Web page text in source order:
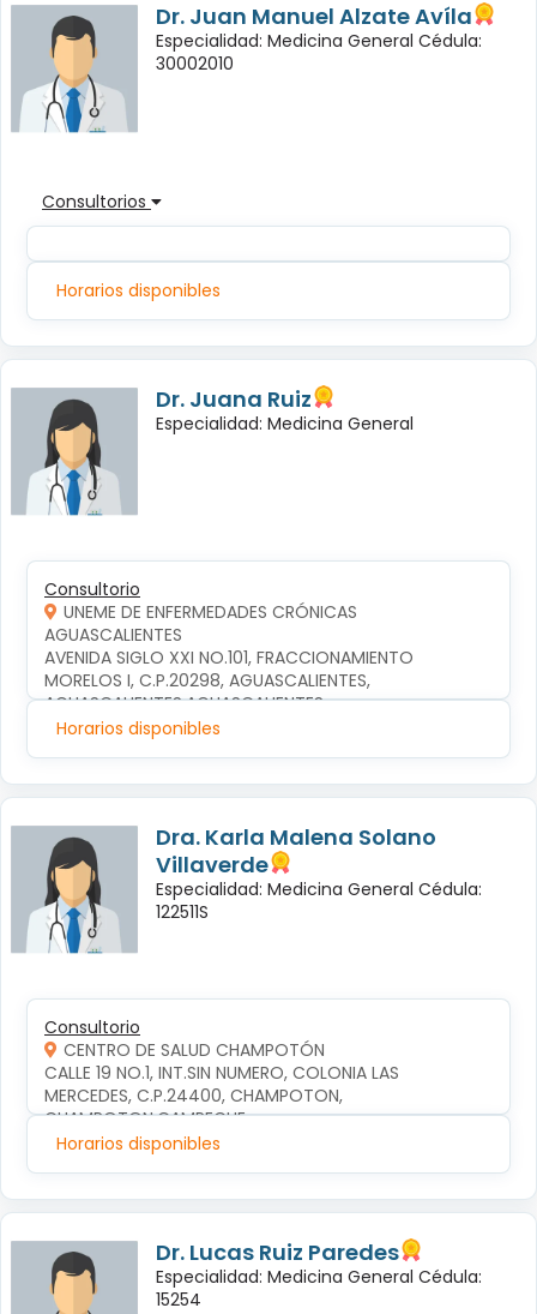
Dr. Juan Manuel Alzate Avíla
Especialidad: Medicina General Cédula:
30002010
Consultorios
Horarios disponibles
Dr. Juana Ruiz
Especialidad: Medicina General
Consultorio
UNEME DE ENFERMEDADES CRÓNICAS
AGUASCALIENTES
AVENIDA SIGLO XXI NO.101, FRACCIONAMIENTO
MORELOS I, C.P.20298, AGUASCALIENTES,
AGUASCALIENTES,AGUASCALIENTES
Horarios disponibles
Dra. Karla Malena Solano
Villaverde
Especialidad: Medicina General Cédula:
122511S
Consultorio
CENTRO DE SALUD CHAMPOTÓN
CALLE 19 NO.1, INT.SIN NUMERO, COLONIA LAS
MERCEDES, C.P.24400, CHAMPOTON,
CHAMPOTON,CAMPECHE
Horarios disponibles
Dr. Lucas Ruiz Paredes
Especialidad: Medicina General Cédula:
15254